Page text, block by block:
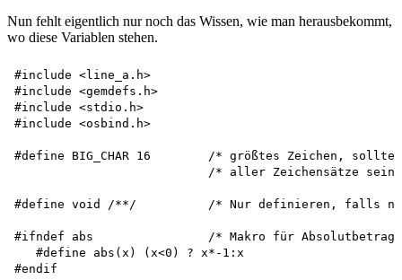
Nun fehlt eigentlich nur noch das Wissen, wie man herausbekommt,
wo diese Variablen stehen.
#include <line_a.h>
#include <gemdefs.h>
#include <stdio.h>
#include <osbind.h>
#define BIG_CHAR 16        /* größtes Zeichen,
/* aller Zeichensätze sein
#define void /**/          /* Nur definieren, falls
#ifndef abs                /* Makro für Absolutbetrag
   #define abs(x) (x<0) ? x*-1:x
#endif